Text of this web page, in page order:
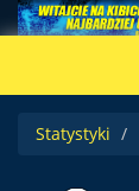
Statystyki